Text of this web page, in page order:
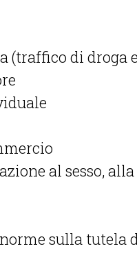
di droga
al sesso,
sulla tutela